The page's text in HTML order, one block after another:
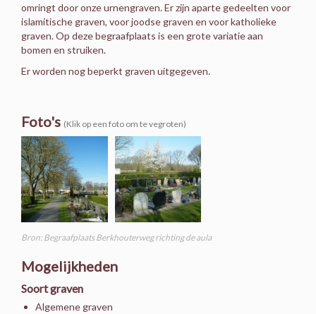
omringt door onze urnengraven. Er zijn aparte gedeelten voor
islamitische graven, voor joodse graven en voor katholieke
graven. Op deze begraafplaats is een grote variatie aan
bomen en struiken.
Er worden nog beperkt graven uitgegeven.
Foto's (Klik op een foto om te vegroten)
Bron: Begraafplaats Berkhouterweg richting de aula
Mogelijkheden
Soort graven
Algemene graven